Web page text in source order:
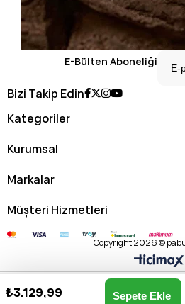
E-Bülten Aboneliği
Bizi Takip Edin
Kategoriler
Kurumsal
Markalar
Müşteri Hizmetleri
Copyright 2026 ©
U.s. Polo Assn. Kadın Postacı Çantası US25273-
₺3.129,99
Anasayfa Favorilerim